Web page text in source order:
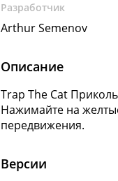
Разработчик
Arthur Semenov
Описание
Trap The Cat
Нажимайте на
передвижения.
Версии